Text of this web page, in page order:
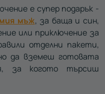
е супер подарък -
мъж, за баща и син,
или приключение за
отделни пакети,
да вземеш готовата
за когото търсиш